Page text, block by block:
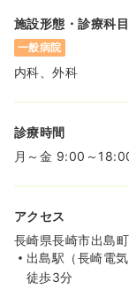
施設形態・診療科目
一般病院
内科、外科
診療時間
月～金 9:00～
アクセス
長崎県長崎市出島
出島駅（長崎電気
徒歩3分